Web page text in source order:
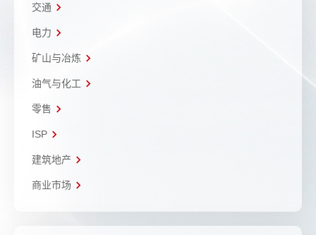
交通
电力
矿山与冶炼
油气与化工
零售
ISP
建筑地产
商业市场